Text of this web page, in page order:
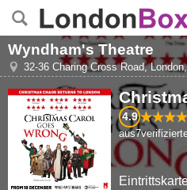
Wyndham's Theatre
32-36 Charing Cross Road,London
4.9
aus7